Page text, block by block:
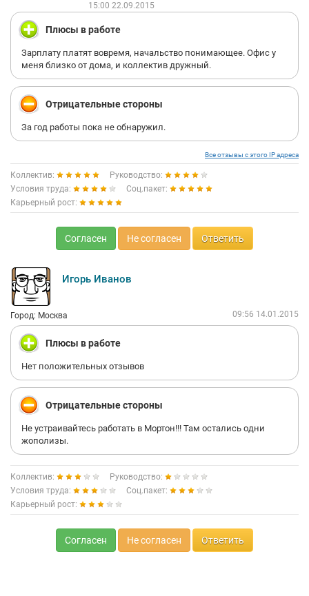
15:00 22.09.2015
Плюсы в работе
Зарплату платят вовремя, начальство понимающее. Офис у
меня близко от дома, и коллектив дружный.
Отрицательные стороны
За год работы пока не обнаружил.
Все отзывы с этого IP адреса
Коллектив:
Руководство:
Условия труда:
Соц.пакет:
Карьерный рост:
Согласен Не согласен Ответить
Игорь Иванов
Город: Москва 09:56 14.01.2015
Плюсы в работе
Нет положительных отзывов
Отрицательные стороны
Не устраивайтесь работать в Мортон!!! Там остались одни
жополизы.
Коллектив:
Руководство:
Условия труда:
Соц.пакет:
Карьерный рост:
Согласен Не согласен Ответить